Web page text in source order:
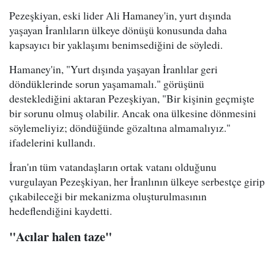
Pezeşkiyan, eski lider Ali Hamaney'in, yurt dışında
yaşayan İranlıların ülkeye dönüşü konusunda daha
kapsayıcı bir yaklaşımı benimsediğini de söyledi.
Hamaney'in, "Yurt dışında yaşayan İranlılar geri
döndüklerinde sorun yaşamamalı." görüşünü
desteklediğini aktaran Pezeşkiyan, "Bir kişinin geçmişte
bir sorunu olmuş olabilir. Ancak ona ülkesine dönmesini
söylemeliyiz; döndüğünde gözaltına almamalıyız."
ifadelerini kullandı.
İran'ın tüm vatandaşların ortak vatanı olduğunu
vurgulayan Pezeşkiyan, her İranlının ülkeye serbestçe girip
çıkabileceği bir mekanizma oluşturulmasının
hedeflendiğini kaydetti.
"Acılar halen taze"